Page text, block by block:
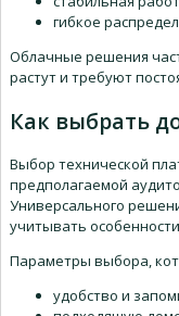
гибкое
Облачные решения
растут и требуют
Как выбрать
Выбор технической
предполагаемой
Универсального
учитывать
Параметры выбора,
удобство и